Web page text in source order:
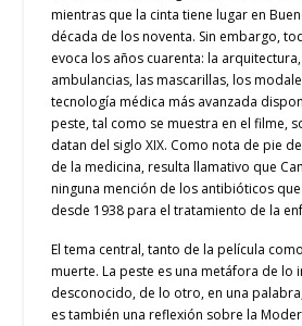
mientras que la cinta tiene lugar en
década de los noventa. Sin embargo,
evoca los años cuarenta: la
ambulancias, las mascarillas, los
tecnología médica más avanzada
peste, tal como se muestra en el filme,
datan del siglo XIX. Como nota de pie
de la medicina, resulta llamativo que
ninguna mención de los antibióticos
desde 1938 para el tratamiento de la
El tema central, tanto de la película
muerte. La peste es una metáfora de lo
desconocido, de lo otro, en una
es también una reflexión sobre la